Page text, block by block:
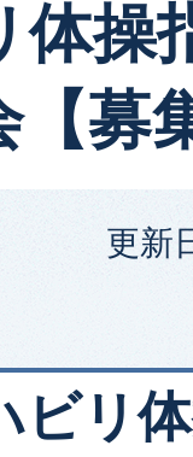
体操
【募
更新
ビリ